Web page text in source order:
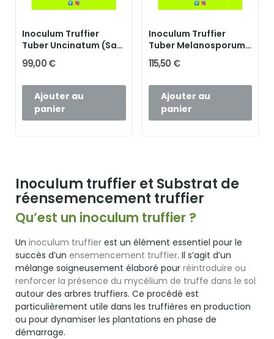
Inoculum Truffier
Tuber Uncinatum (Sac
de 20...
99,00 €
Ajouter au
panier
Inoculum Truffier
Tuber Melanosporum
(Sac de 20...
115,50 €
Ajouter au
panier
Inoculum truffier et Substrat de
réensemencement truffier
Qu’est un inoculum truffier ?
Un inoculum truffier est un élément essentiel pour le
succès d’un ensemencement truffier. Il s’agit d’un
mélange soigneusement élaboré pour réintroduire ou
renforcer la présence du mycélium de truffe dans le sol
autour des arbres truffiers. Ce procédé est
particulièrement utile dans les truffières en production
ou pour dynamiser les plantations en phase de
démarrage.